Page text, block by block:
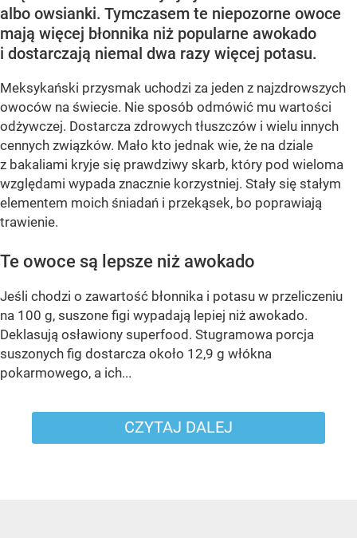
albo owsianki. Tymczasem te niepozorne owoce
mają więcej błonnika niż popularne awokado
i dostarczają niemal dwa razy więcej potasu.
Meksykański przysmak uchodzi za jeden z najzdrowszych
owoców na świecie. Nie sposób odmówić mu wartości
odżywczej. Dostarcza zdrowych tłuszczów i wielu innych
cennych związków. Mało kto jednak wie, że na dziale
z bakaliami kryje się prawdziwy skarb, który pod wieloma
względami wypada znacznie korzystniej. Stały się stałym
elementem moich śniadań i przekąsek, bo poprawiają
trawienie.
Te owoce są lepsze niż awokado
Jeśli chodzi o zawartość błonnika i potasu w przeliczeniu
na 100 g, suszone figi wypadają lepiej niż awokado.
Deklasują osławiony superfood. Stugramowa porcja
suszonych fig dostarcza około 12,9 g włókna
pokarmowego, a ich...
CZYTAJ DALEJ